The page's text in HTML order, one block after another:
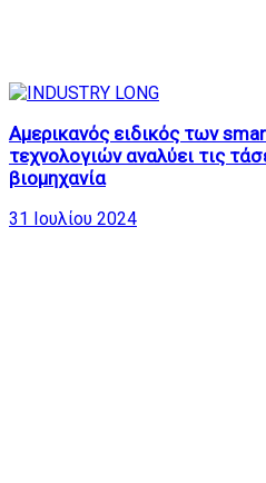
Αμερικανός ειδικός των
τεχνολογιών αναλύει τις
βιομηχανία
31 Ιουλίου 2024